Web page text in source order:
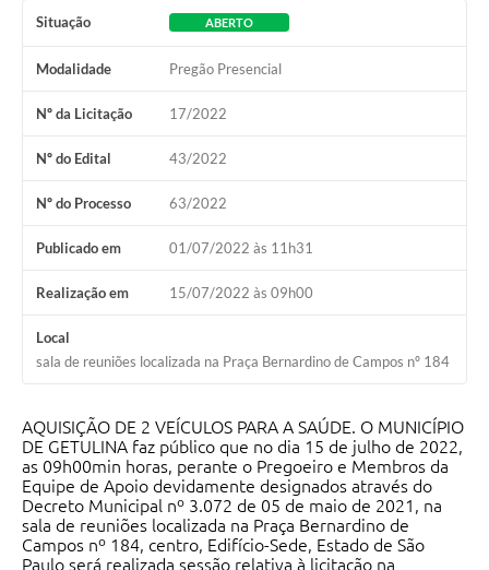
Situação ABERTO
Modalidade Pregão Presencial
Nº da Licitação 17/2022
Nº do Edital 43/2022
Nº do Processo 63/2022
Publicado em 01/07/2022 às 11h31
Realização em 15/07/2022 às 09h00
Local
sala de reuniões localizada na Praça Bernardino de Campos nº 184
AQUISIÇÃO DE 2 VEÍCULOS PARA A SAÚDE. O MUNICÍPIO
DE GETULINA faz público que no dia 15 de julho de 2022,
as 09h00min horas, perante o Pregoeiro e Membros da
Equipe de Apoio devidamente designados através do
Decreto Municipal nº 3.072 de 05 de maio de 2021, na
sala de reuniões localizada na Praça Bernardino de
Campos nº 184, centro, Edifício-Sede, Estado de São
Paulo será realizada sessão relativa à licitação na